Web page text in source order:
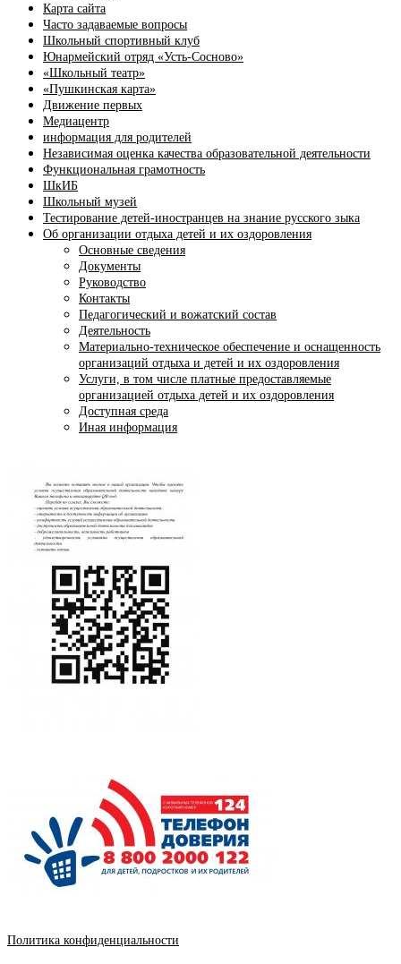
Карта сайта
Часто задаваемые вопросы
Школьный спортивный клуб
Юнармейский отряд «Усть-Сосново»
«Школьный театр»
«Пушкинская карта»
Движение первых
Медиацентр
информация для родителей
Независимая оценка качества образовательной деятельности
Функциональная грамотность
ШкИБ
Школьный музей
Тестирование детей-иностранцев на знание русского зыка
Об организации отдыха детей и их оздоровления
Основные сведения
Документы
Руководство
Контакты
Педагогический и вожатский состав
Деятельность
Материально-техническое обеспечение и оснащенность
организаций отдыха и детей и их оздоровления
Услуги, в том числе платные предоставляемые
организацией отдыха детей и их оздоровления
Доступная среда
Иная информация
Политика конфиденциальности